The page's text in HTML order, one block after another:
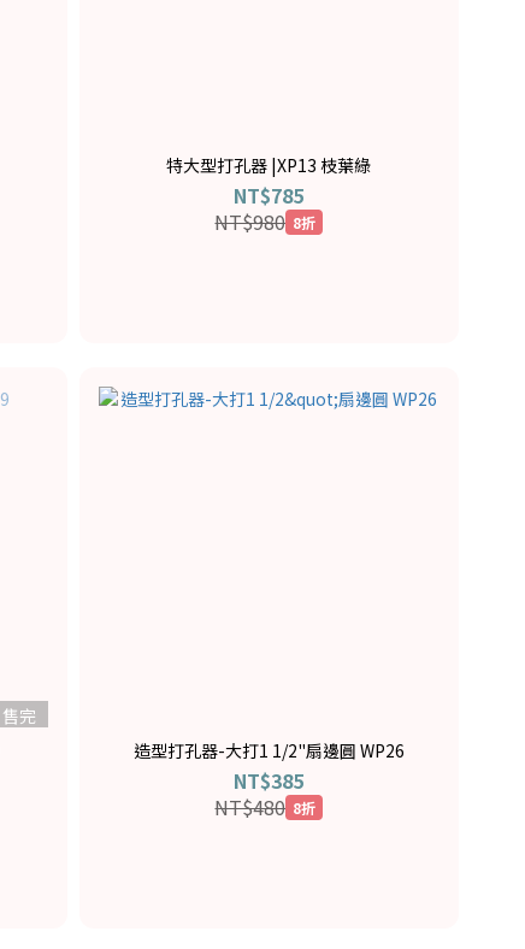
特大型打孔器 |XP13 枝葉綠
NT$785
NT$980 8折
售完
造型打孔器-大打1 1/2"扇邊圓 WP26
NT$385
NT$480 8折